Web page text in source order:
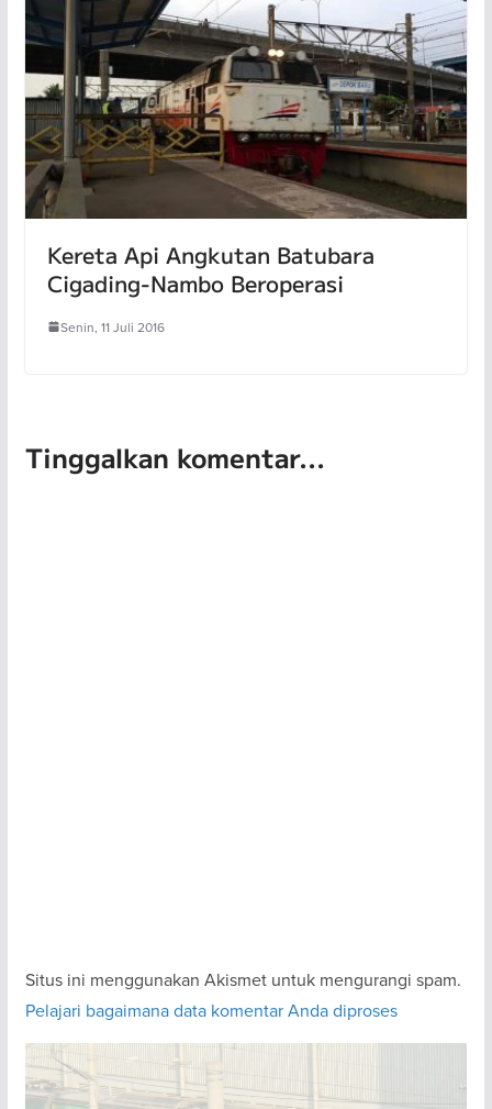
Kereta Api Angkutan Batubara
Cigading-Nambo Beroperasi
Senin, 11 Juli 2016
Tinggalkan komentar...
Situs ini menggunakan Akismet untuk mengurangi spam.
Pelajari bagaimana data komentar Anda diproses